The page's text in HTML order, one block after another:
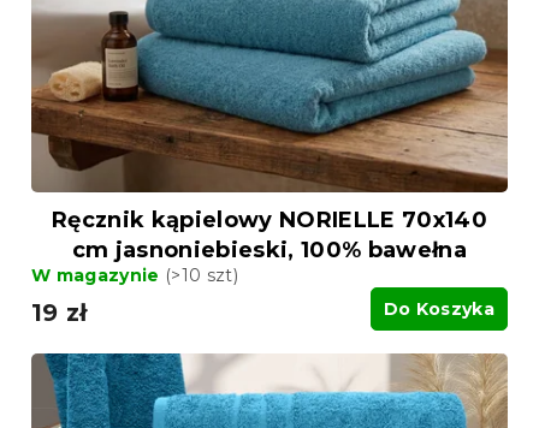
Ręcznik kąpielowy NORIELLE 70x140
cm jasnoniebieski, 100% bawełna
W magazynie (>10 szt)
19 zł Do Koszyka